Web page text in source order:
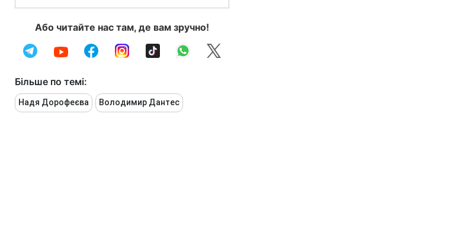
Або читайте нас там, де вам зручно!
Більше по темі:
Надя Дорофеєва Володимир Дантес